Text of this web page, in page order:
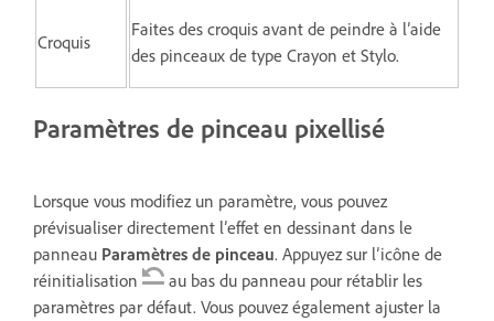
Croquis
Faites des croquis avant de peindre à l’aide
des pinceaux de type Crayon et Stylo.
Paramètres de pinceau pixellisé
Lorsque vous modifiez un paramètre, vous pouvez
prévisualiser directement l’effet en dessinant dans le
panneau Paramètres de pinceau. Appuyez sur l’icône de
réinitialisation
au bas du panneau pour rétablir les
paramètres par défaut. Vous pouvez également ajuster la